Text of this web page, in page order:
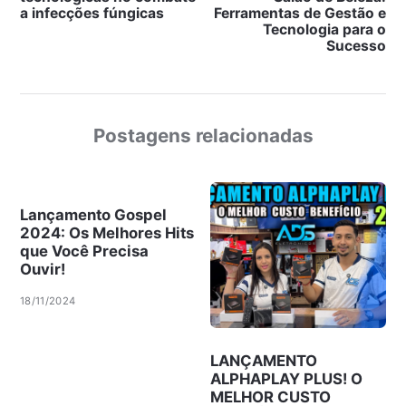
a infecções fúngicas
Ferramentas de Gestão e
Tecnologia para o
Sucesso
Postagens relacionadas
Lançamento Gospel
2024: Os Melhores Hits
que Você Precisa
Ouvir!
18/11/2024
LANÇAMENTO
ALPHAPLAY PLUS! O
MELHOR CUSTO